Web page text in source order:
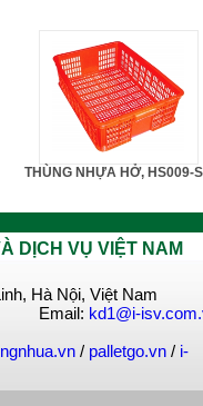
THÙNG NHỰA HỞ, HS009-
DỊCH VỤ VIỆT NAM
Hà Nội, Việt Nam
93 Email: kd1@i-
/ palletgo.vn / i-